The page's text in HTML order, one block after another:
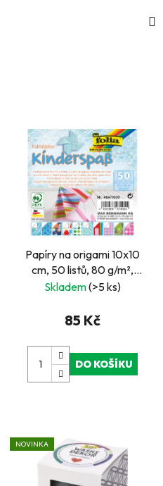
Papíry na origami 10x10
cm, 50 listů, 80 g/m²,
DĚTSKÉ
Skladem(>5 ks)
85 Kč
DO KOŠÍKU
NOVINKA